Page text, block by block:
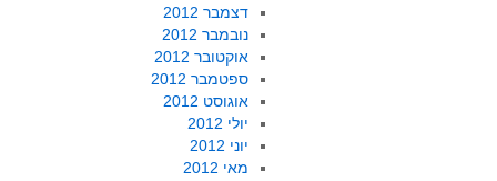
דצמבר 2012
נובמבר 2012
אוקטובר 2012
ספטמבר 2012
אוגוסט 2012
יולי 2012
יוני 2012
מאי 2012